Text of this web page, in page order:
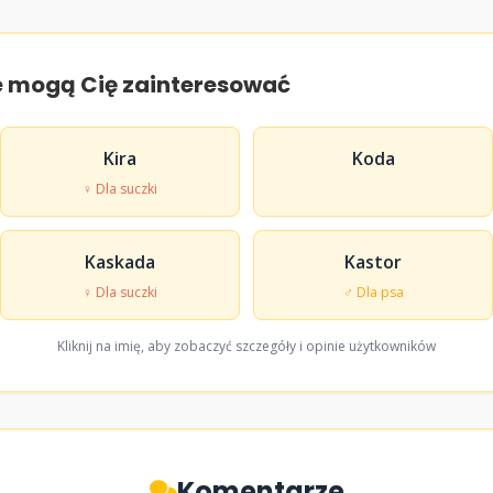
Cię zainteresować
Kira
♀ Dla suczki
Koda
Kaskada
♀ Dla suczki
Kastor
♂ Dla psa
Kliknij na imię, aby zobaczyć szczegóły i opinie użytkowników